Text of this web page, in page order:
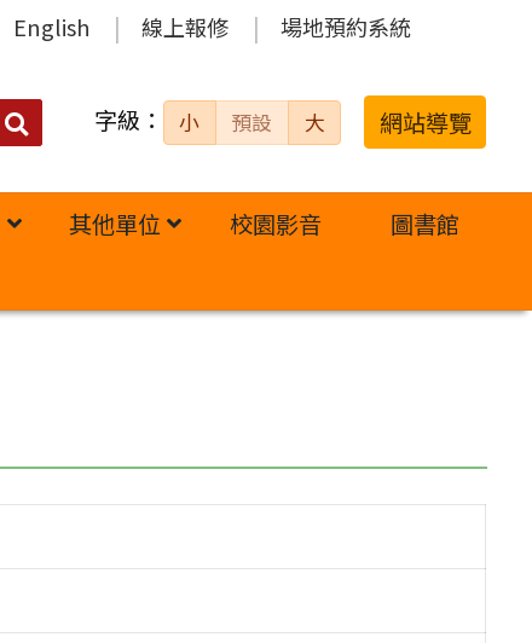
English 線上報修 場地預約系統
搜
字級： 小 預設 大 網站導覽
其他單位 校園影音
圖書館